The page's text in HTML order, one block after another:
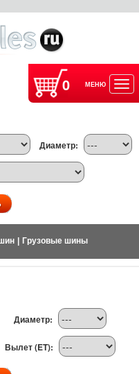
0 МЕНЮ
Диаметр:
Грузовые шины
Диаметр:
Вылет (ET):